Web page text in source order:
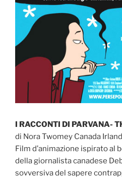
I RACCONTI DI PARVANA-
di Nora Twomey Canada
Film d’animazione ispirato al
della giornalista canadese
sovversiva del sapere